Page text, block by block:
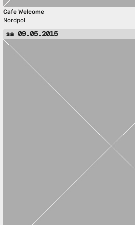
Cafe Welcome
Nordpol
sa 09.05.2015